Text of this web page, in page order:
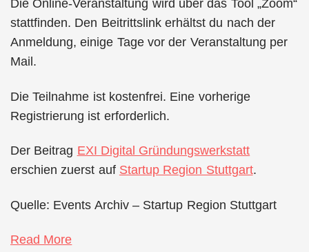
Die Online-Veranstaltung wird über das Tool „Zoom“
stattfinden. Den Beitrittslink erhältst du nach der
Anmeldung, einige Tage vor der Veranstaltung per
Mail.
Die Teilnahme ist kostenfrei. Eine vorherige
Registrierung ist erforderlich.
Der Beitrag EXI Digital Gründungswerkstatt
erschien zuerst auf Startup Region Stuttgart.
Quelle: Events Archiv – Startup Region Stuttgart
Read More